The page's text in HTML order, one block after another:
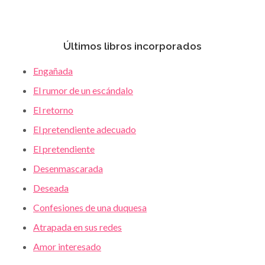
Últimos libros incorporados
Engañada
El rumor de un escándalo
El retorno
El pretendiente adecuado
El pretendiente
Desenmascarada
Deseada
Confesiones de una duquesa
Atrapada en sus redes
Amor interesado